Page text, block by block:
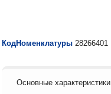
КодНоменклатуры 28266401
Основные характеристики